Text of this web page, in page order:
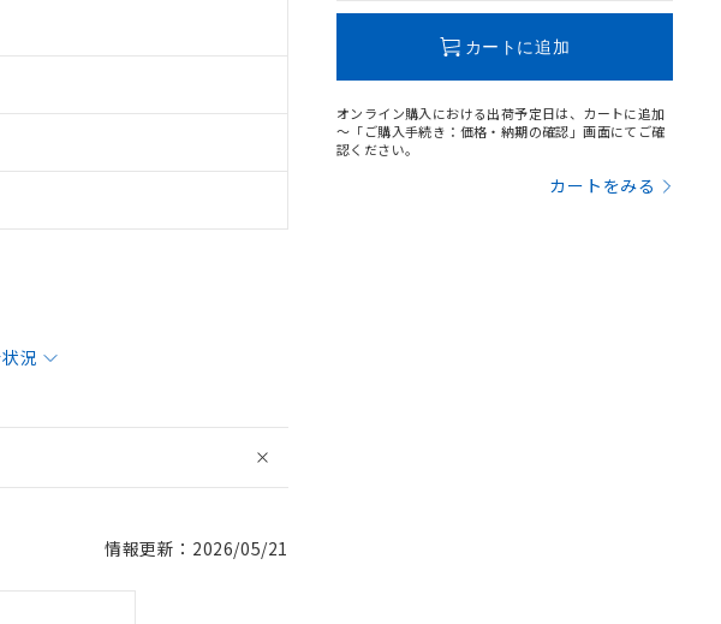
況
情報更新：2026/05/21
カートに追加
オンライン購入における出荷予定日は、カートに追加
～「ご購入手続き：価格・納期の確認」画面にてご確
認ください。
カートをみる